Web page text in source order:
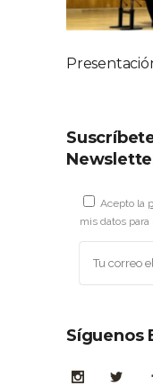
Acepto la
mis datos
Síguenos